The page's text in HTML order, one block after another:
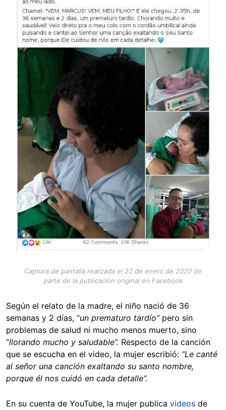
Captura de pantalla realizada el 22 de enero de 2020 de
parte de la publicación original en Facebook
Según el relato de la madre, el niño nació de 36
semanas y 2 días, “un prematuro tardío”pero sin
problemas de salud ni mucho menos muerto, sino
“llorando mucho y saludable”. Respecto de la canción
que se escucha en el video, la mujer escribió: “Le canté
al señor una canción exaltando su santo nombre,
porque él nos cuidó en cada detalle”.
En su cuenta de YouTube, la mujer publica videos de